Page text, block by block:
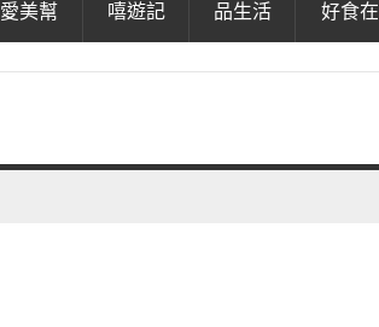
愛美幫 嘻遊記 品生活 好食在